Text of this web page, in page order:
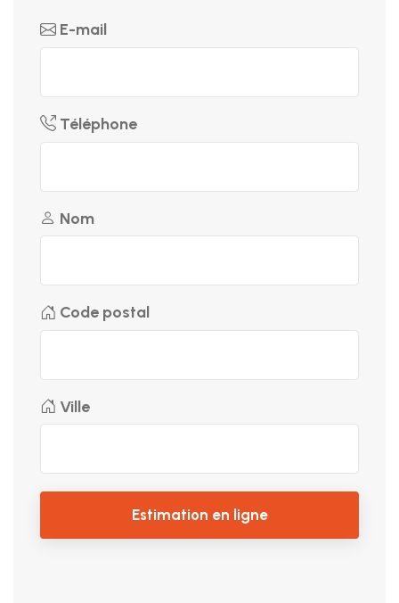
E-mail
Téléphone
Nom
Code postal
Ville
Estimation en ligne